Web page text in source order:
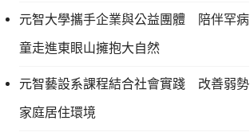
元智大學攜手企業與公益團體 陪伴罕病
童走進東眼山擁抱大自然
元智藝設系課程結合社會實踐 改善弱勢
家庭居住環境